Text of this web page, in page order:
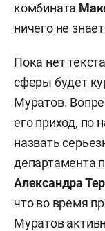
комбината
ничего не
Пока нет
сферы будет
Муратов.
его приход,
назвать
департамента
Александра
что во время
Муратов